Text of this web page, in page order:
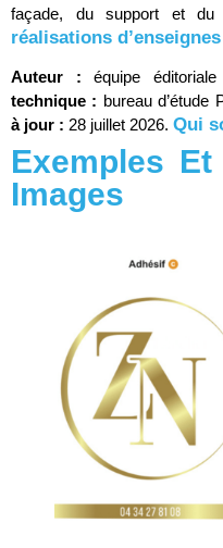
façade, du support et du
réalisations d’enseignes
Auteur : équipe
technique : bureau d’étude
à jour : 28 juillet 2026. Qui
Exemples
Images